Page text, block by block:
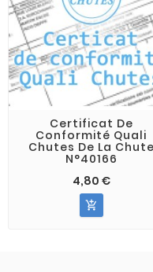
Certificat De
Conformité Quali
Chutes De La Chute
N°40166
4,80 €
